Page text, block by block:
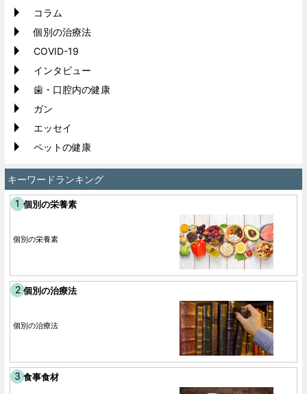
コラム
個別の治療法
COVID-19
インタビュー
歯・口腔内の健康
ガン
エッセイ
ペットの健康
キーワードランキング
個別の栄養素
個別の栄養素
個別の治療法
個別の治療法
食事食材